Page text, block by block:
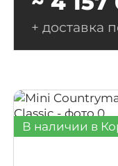
+ доставка
В наличии в